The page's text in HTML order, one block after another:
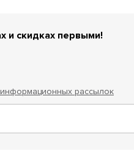
и скидках первыми!
рассылок